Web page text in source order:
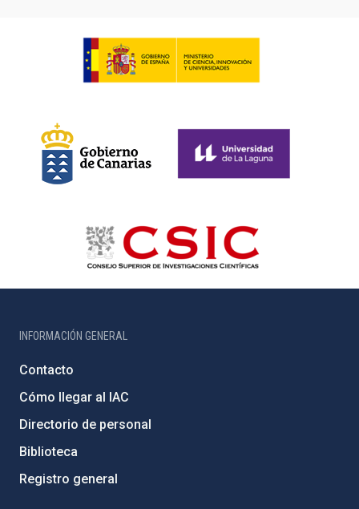
INFORMACIÓN GENERAL
Contacto
Cómo llegar al IAC
Directorio de personal
Biblioteca
Registro general